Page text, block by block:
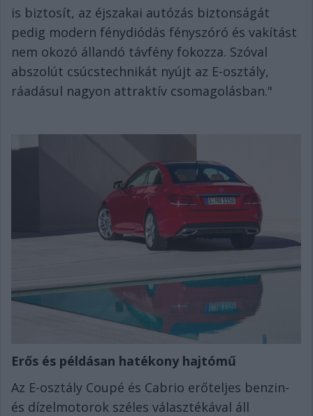
is biztosít, az éjszakai autózás biztonságát
pedig modern fénydiódás fényszóró és vakítást
nem okozó állandó távfény fokozza. Szóval
abszolút csúcstechnikát nyújt az E-osztály,
ráadásul nagyon attraktív csomagolásban."
Erős és példásan hatékony hajtómű
Az E-osztály Coupé és Cabrio erőteljes benzin-
és dízelmotorok széles választékával áll